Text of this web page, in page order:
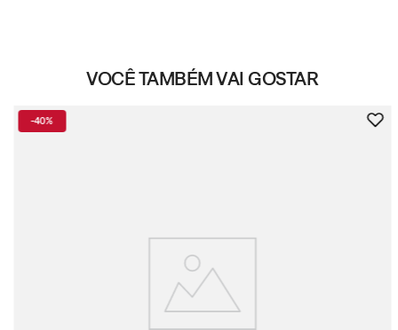
VOCÊ TAMBÉM VAI GOSTAR
-40%